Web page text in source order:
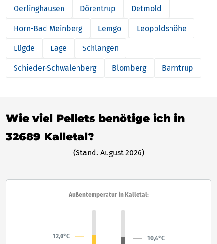
Oerlinghausen Dörentrup Detmold
Horn-Bad Meinberg Lemgo Leopoldshöhe
Lügde Lage Schlangen
Schieder-Schwalenberg Blomberg Barntrup
Wie viel Pellets benötige ich in
32689 Kalletal?
(Stand: August 2026)
Außentemperatur in Kalletal:
12,0°C 10,4°C